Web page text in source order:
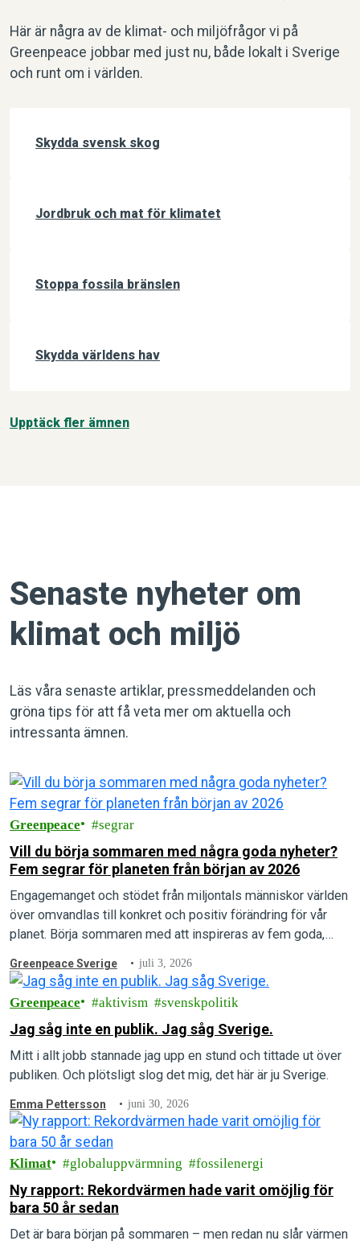
Här är några av de klimat- och miljöfrågor vi på
Greenpeace jobbar med just nu, både lokalt i Sverige
och runt om i världen.
Skydda svensk skog
Jordbruk och mat för klimatet
Stoppa fossila bränslen
Skydda världens hav
Upptäck fler ämnen
Senaste nyheter om
klimat och miljö
Läs våra senaste artiklar, pressmeddelanden och
gröna tips för att få veta mer om aktuella och
intressanta ämnen.
Greenpeace segrar
Vill du börja sommaren med några goda nyheter?
Fem segrar för planeten från början av 2026
Engagemanget och stödet från miljontals människor världen
över omvandlas till konkret och positiv förändring för vår
planet. Börja sommaren med att inspireras av fem goda,
Greenpeace Sverige juli 3, 2026
Greenpeace aktivism svenskpolitik
Jag såg inte en publik. Jag såg Sverige.
Mitt i allt jobb stannade jag upp en stund och tittade ut över
publiken. Och plötsligt slog det mig, det här är ju Sverige.
Emma Pettersson juni 30, 2026
Klimat globaluppvärmning fossilenergi
Ny rapport: Rekordvärmen hade varit omöjlig för
bara 50 år sedan
Det är bara början på sommaren – men redan nu slår värmen